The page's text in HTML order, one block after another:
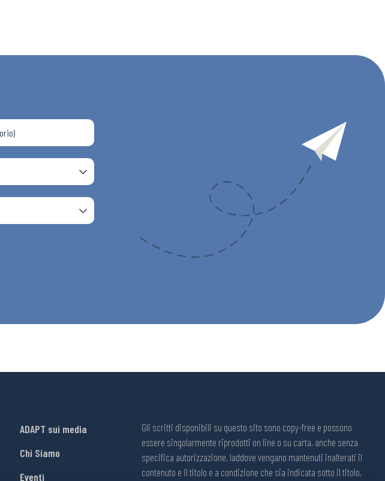
ADAPT sui media
Chi Siamo
Eventi
Gli scritti disponibili su questo sito sono copy-free e possono
essere singolarmente riprodotti on line o su carta, anche senza
specifica autorizzazione, laddove vengano mantenuti inalterati il
contenuto e il titolo e a condizione che sia indicata sotto il titolo,